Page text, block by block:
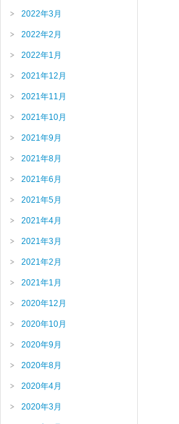
2022年3月
2022年2月
2022年1月
2021年12月
2021年11月
2021年10月
2021年9月
2021年8月
2021年6月
2021年5月
2021年4月
2021年3月
2021年2月
2021年1月
2020年12月
2020年10月
2020年9月
2020年8月
2020年4月
2020年3月